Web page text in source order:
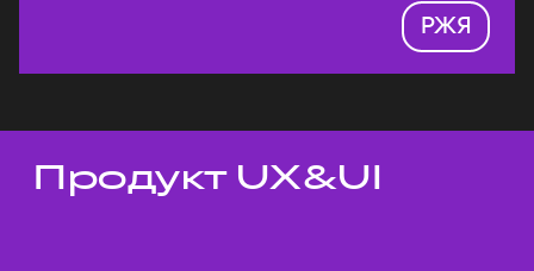
РЖЯ
Темы докладов
Продукт UX&UI